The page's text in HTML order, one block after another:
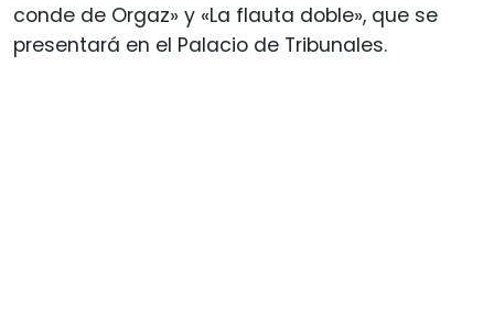
conde de Orgaz» y «La flauta doble», que se
presentará en el Palacio de Tribunales.